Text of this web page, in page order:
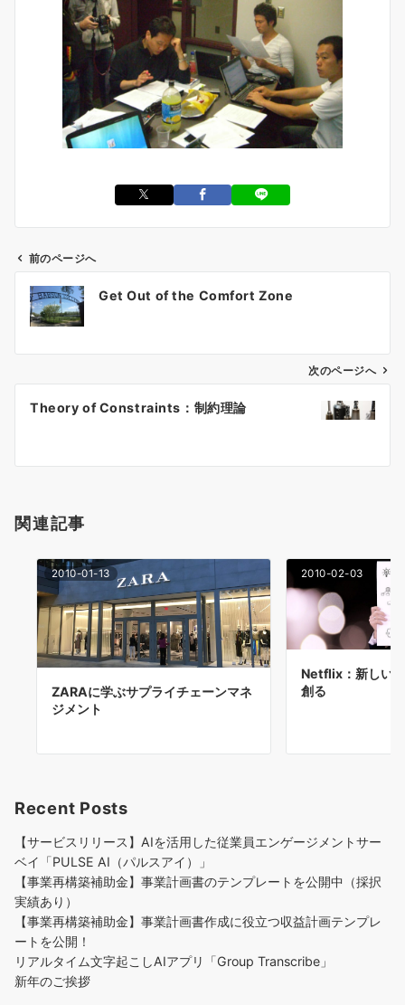
ビ
ン
前のページへ
Get Out of the Comfort Zone
次のページへ
Theory of Constraints：制約理論
関連記事
2010-01-13
ZARAに学ぶサプライチェーンマネ
ジメント
2010-02-03
Netflix：新しい
創る
Recent Posts
【サービスリリース】AIを活用した従業員エンゲージメントサー
ベイ「PULSE AI（パルスアイ）」
【事業再構築補助金】事業計画書のテンプレートを公開中（採択
実績あり）
【事業再構築補助金】事業計画書作成に役立つ収益計画テンプレ
ートを公開！
リアルタイム文字起こしAIアプリ「Group Transcribe」
新年のご挨拶